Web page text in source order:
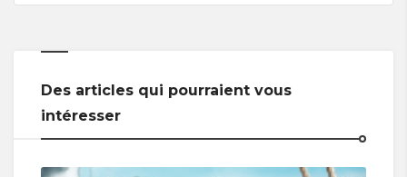
Des articles qui pourraient vous
intéresser